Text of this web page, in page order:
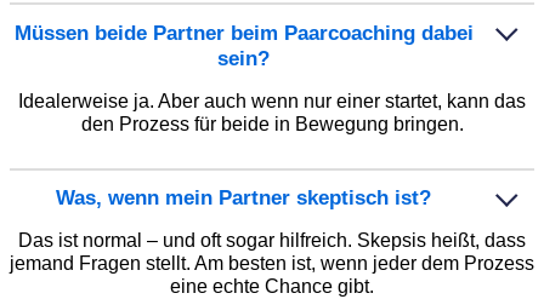
Müssen beide Partner beim Paarcoaching dabei
sein?
Idealerweise ja. Aber auch wenn nur einer startet, kann das
den Prozess für beide in Bewegung bringen.
Was, wenn mein Partner skeptisch ist?
Das ist normal – und oft sogar hilfreich. Skepsis heißt, dass
jemand Fragen stellt. Am besten ist, wenn jeder dem Prozess
eine echte Chance gibt.